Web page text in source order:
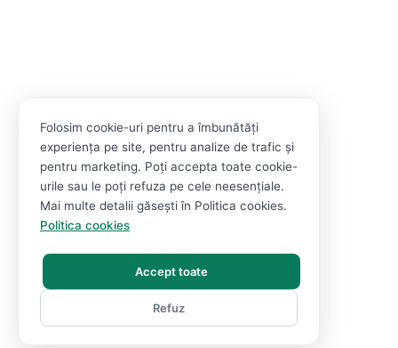
Folosim cookie-uri pentru a îmbunătăți
experiența pe site, pentru analize de trafic și
pentru marketing. Poți accepta toate cookie-
urile sau le poți refuza pe cele neesențiale.
Mai multe detalii găsești în Politica cookies.
Politica cookies
Refuz
Accept toate